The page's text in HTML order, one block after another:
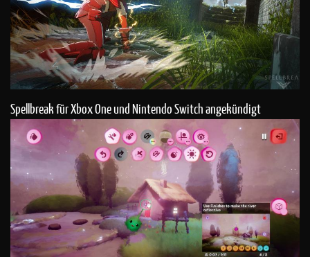
Spellbreak für Xbox One und Nintendo Switch angekündigt